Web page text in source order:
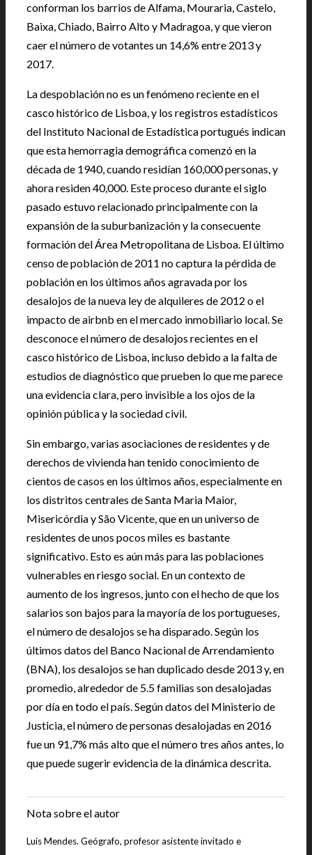
conforman los barrios de Alfama, Mouraria, Castelo,
Baixa, Chiado, Bairro Alto y Madragoa, y que vieron
caer el número de votantes un 14,6% entre 2013 y
2017.
La despoblación no es un fenómeno reciente en el
casco histórico de Lisboa, y los registros estadísticos
del Instituto Nacional de Estadística portugués indican
que esta hemorragia demográfica comenzó en la
década de 1940, cuando residían 160,000 personas, y
ahora residen 40,000. Este proceso durante el siglo
pasado estuvo relacionado principalmente con la
expansión de la suburbanización y la consecuente
formación del Área Metropolitana de Lisboa. El último
censo de población de 2011 no captura la pérdida de
población en los últimos años agravada por los
desalojos de la nueva ley de alquileres de 2012 o el
impacto de airbnb en el mercado inmobiliario local. Se
desconoce el número de desalojos recientes en el
casco histórico de Lisboa, incluso debido a la falta de
estudios de diagnóstico que prueben lo que me parece
una evidencia clara, pero invisible a los ojos de la
opinión pública y la sociedad civil.
Sin embargo, varias asociaciones de residentes y de
derechos de vivienda han tenido conocimiento de
cientos de casos en los últimos años, especialmente en
los distritos centrales de Santa Maria Maior,
Misericórdia y São Vicente, que en un universo de
residentes de unos pocos miles es bastante
significativo. Esto es aún más para las poblaciones
vulnerables en riesgo social. En un contexto de
aumento de los ingresos, junto con el hecho de que los
salarios son bajos para la mayoría de los portugueses,
el número de desalojos se ha disparado. Según los
últimos datos del Banco Nacional de Arrendamiento
(BNA), los desalojos se han duplicado desde 2013 y, en
promedio, alrededor de 5.5 familias son desalojadas
por día en todo el país. Según datos del Ministerio de
Justicia, el número de personas desalojadas en 2016
fue un 91,7% más alto que el número tres años antes, lo
que puede sugerir evidencia de la dinámica descrita.
Nota sobre el autor
Luís Mendes. Geógrafo, profesor asistente invitado e